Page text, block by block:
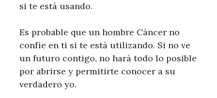
si te está usando.
Es probable que un hombre Cáncer no
confíe en ti si te está utilizando. Si no ve
un futuro contigo, no hará todo lo posible
por abrirse y permitirte conocer a su
verdadero yo.